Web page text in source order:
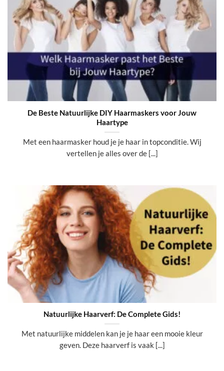
De Beste Natuurlijke DIY Haarmaskers voor Jouw
Haartype
Met een haarmasker houd je je haar in topconditie. Wij
vertellen je alles over de [...]
Natuurlijke Haarverf: De Complete Gids!
Met natuurlijke middelen kan je je haar een mooie kleur
geven. Deze haarverf is vaak [...]